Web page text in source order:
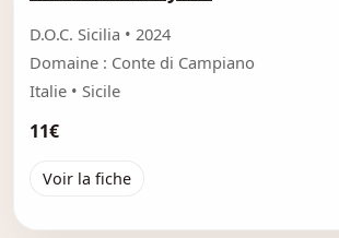
D.O.C. Sicilia • 2024
Domaine : Conte di Campiano
Italie • Sicile
11€
Voir la fiche